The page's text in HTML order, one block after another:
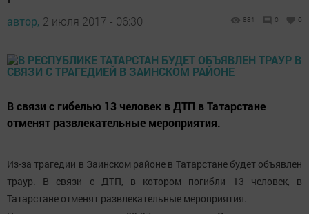
автор, 2 июля 2017 - 06:30 881 0 0
В связи с гибелью 13 человек в ДТП в Татарстане
отменят развлекательные мероприятия.
Из-за трагедии в Заинском районе в Татарстане будет объявлен
траур. В связи с ДТП, в котором погибли 13 человек, в
Татарстане отменят развлекательные мероприятия.